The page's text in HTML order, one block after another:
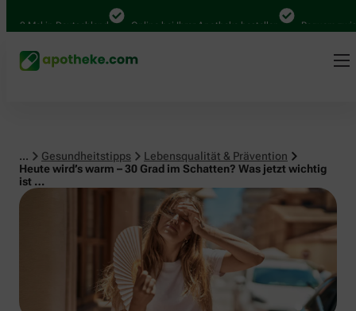
Mal in Deutschland Online bei Ihrer Apotheke bestellen Bequem
... Gesundheitstipps
Lebensqualität & Prävention
Heute wird’s warm – 30 Grad im Schatten? Was jetzt wichtig
ist …
Lebensqualität & Prävention